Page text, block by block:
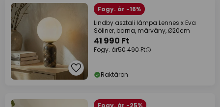
Fogy. ár -16%
Lindby asztali lámpa Lennes x Eva
Söllner, barna, márvány, Ø20cm
41 990 Ft
Fogy. ár50 490 Ft
Raktáron